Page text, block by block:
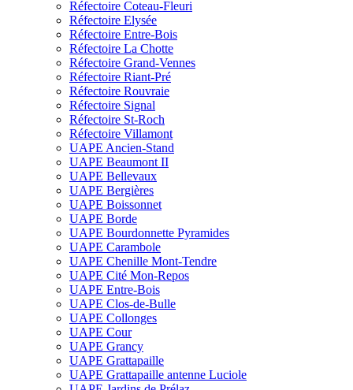
Réfectoire Coteau-Fleuri
Réfectoire Elysée
Réfectoire Entre-Bois
Réfectoire La Chotte
Réfectoire Grand-Vennes
Réfectoire Riant-Pré
Réfectoire Rouvraie
Réfectoire Signal
Réfectoire St-Roch
Réfectoire Villamont
UAPE Ancien-Stand
UAPE Beaumont II
UAPE Bellevaux
UAPE Bergières
UAPE Boissonnet
UAPE Borde
UAPE Bourdonnette Pyramides
UAPE Carambole
UAPE Chenille Mont-Tendre
UAPE Cité Mon-Repos
UAPE Entre-Bois
UAPE Clos-de-Bulle
UAPE Collonges
UAPE Cour
UAPE Grancy
UAPE Grattapaille
UAPE Grattapaille antenne Luciole